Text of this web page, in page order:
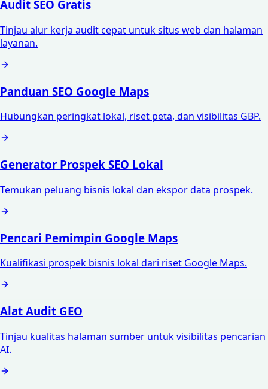
Audit SEO Gratis
Tinjau alur kerja audit cepat untuk situs web dan halaman
layanan.
Panduan SEO Google Maps
Hubungkan peringkat lokal, riset peta, dan visibilitas GBP.
Generator Prospek SEO Lokal
Temukan peluang bisnis lokal dan ekspor data prospek.
Pencari Pemimpin Google Maps
Kualifikasi prospek bisnis lokal dari riset Google Maps.
Alat Audit GEO
Tinjau kualitas halaman sumber untuk visibilitas pencarian
AI.